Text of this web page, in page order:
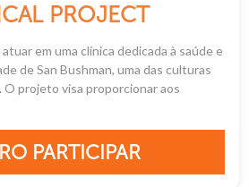
PROJECT
em uma clínica dedicada à saúde e
de San Bushman, uma das culturas
O projeto visa proporcionar aos
PARTICIPAR